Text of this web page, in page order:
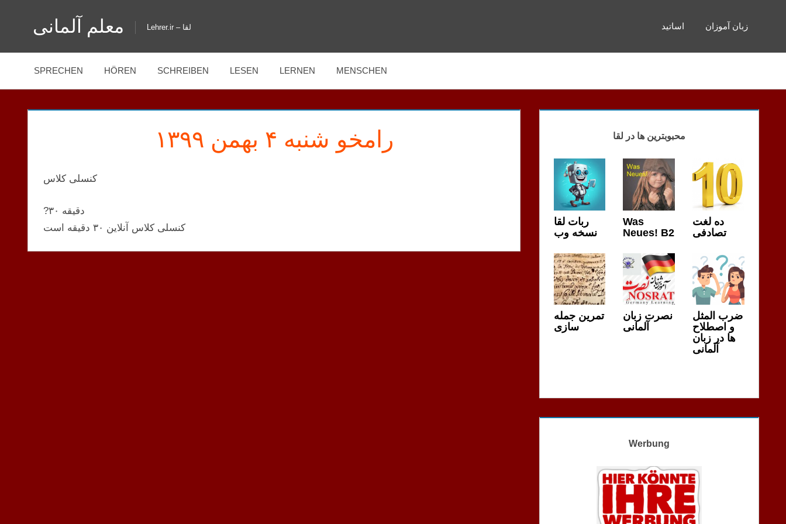
معلم آلمانی Lehrer.ir – لقا اساتید زبان آموزان
SPRECHEN HÖREN SCHREIBEN LESEN LERNEN MENSCHEN
رامخو شنبه ۴ بهمن ۱۳۹۹
کنسلی کلاس
?۳۰ دقیقه
کنسلی کلاس آنلاین ۳۰ دقیقه است
محبوبترین ها در لقا
ربات لقا
نسخه وب
Was
Neues! B2
ده لغت
تصادفی
تمرین جمله
سازی
نصرت زبان
آلمانی
ضرب المثل
و اصطلاح
ها در زبان
آلمانی
Werbung